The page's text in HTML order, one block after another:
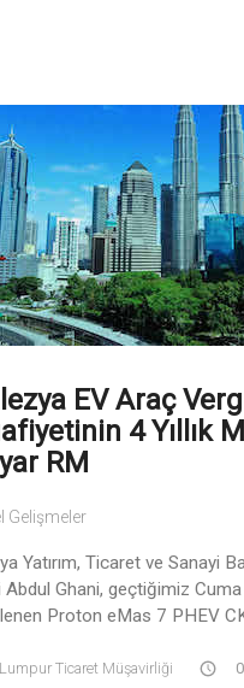
EV Araç
4 Yıllık
RM
Gelişmeler
Yatırım, Ticaret ve Sanayi
Abdul Ghani, geçtiğimiz
Proton eMas 7 PHEV
Ticaret Müşavirliği